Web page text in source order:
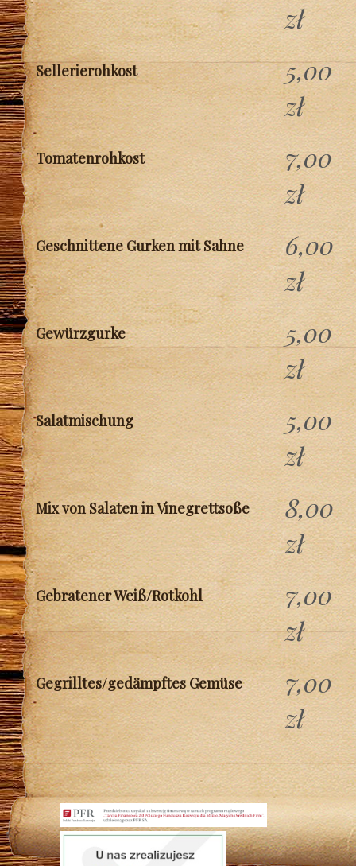
zł
Sellerierohkost
5,00
zł
Tomatenrohkost
7,00
zł
Geschnittene Gurken mit Sahne
6,00
zł
Gewürzgurke
5,00
zł
Salatmischung
5,00
zł
Mix von Salaten in Vinegrettsoße
8,00
zł
Gebratener Weiß/Rotkohl
7,00
zł
Gegrilltes/gedämpftes Gemüse
7,00
zł